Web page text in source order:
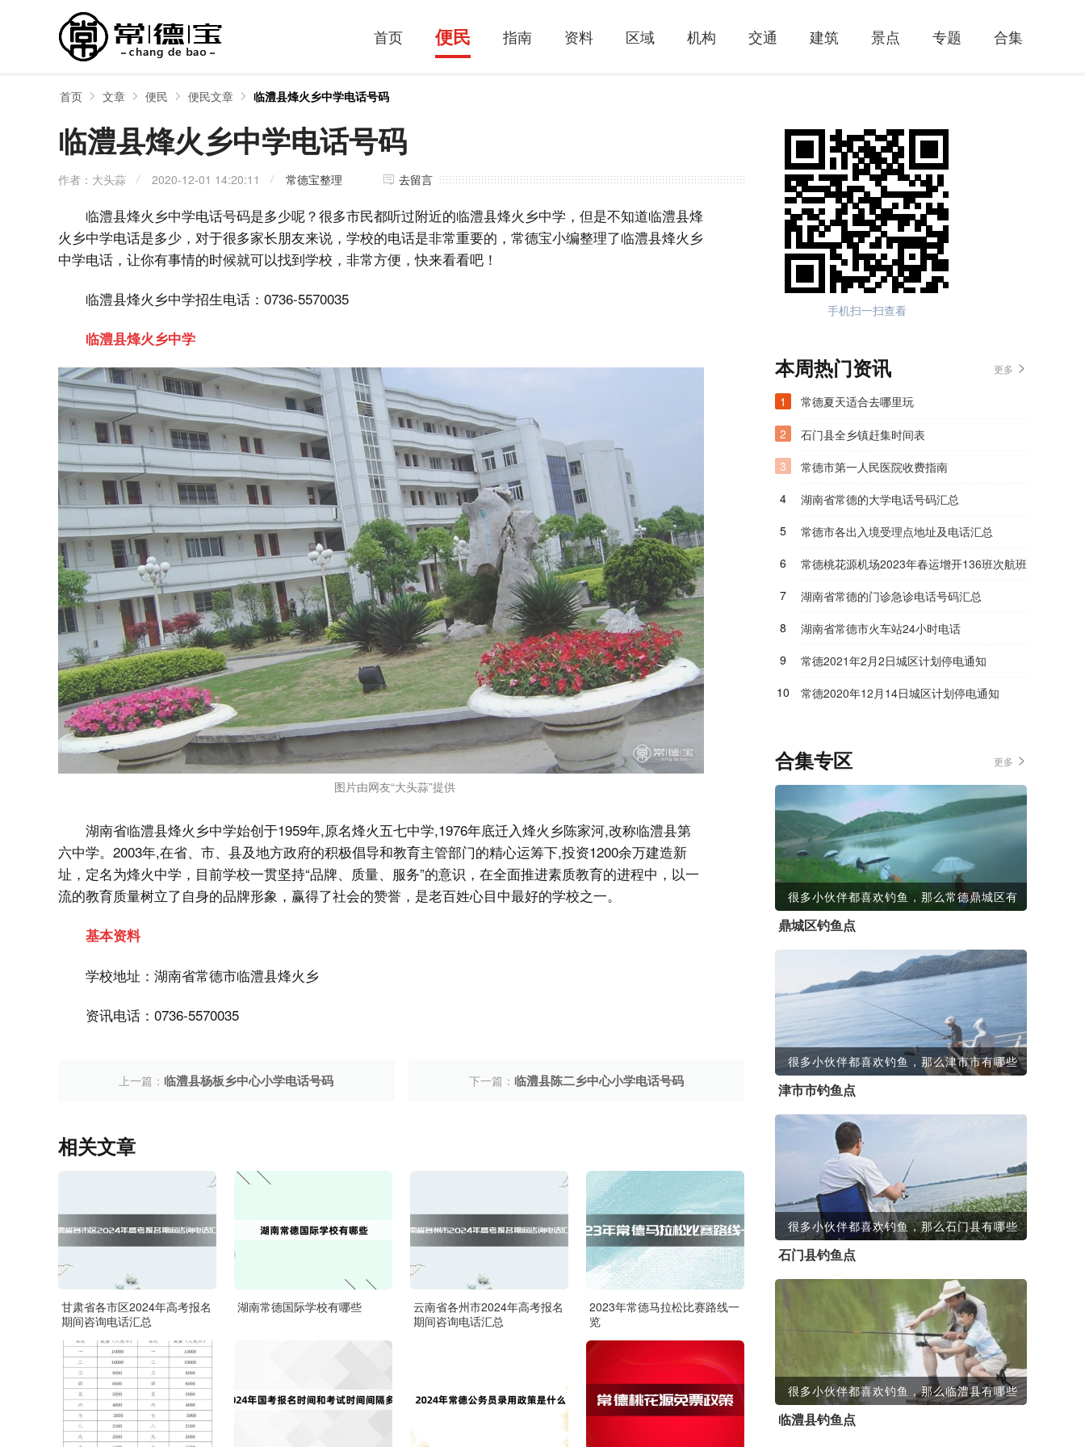
首页 便民 指南 资料 区域 机构 交通 建筑 景点 专题 合集
首页 文章 便民 便民文章 临澧县烽火乡中学电话号码
临澧县烽火乡中学电话号码
作者：大头蒜 2020-12-01 14:20:11 常德宝整理 去留言
临澧县烽火乡中学电话号码是多少呢？很多市民都听过附近的临澧县烽火乡中学，但是不知道临澧县烽
火乡中学电话是多少，对于很多家长朋友来说，学校的电话是非常重要的，常德宝小编整理了临澧县烽火乡
中学电话，让你有事情的时候就可以找到学校，非常方便，快来看看吧！
临澧县烽火乡中学招生电话：0736-5570035
临澧县烽火乡中学
图片由网友“大头蒜”提供
湖南省临澧县烽火乡中学始创于1959年,原名烽火五七中学,1976年底迁入烽火乡陈家河,改称临澧县第
六中学。2003年,在省、市、县及地方政府的积极倡导和教育主管部门的精心运筹下,投资1200余万建造新
址，定名为烽火中学，目前学校一贯坚持“品牌、质量、服务”的意识，在全面推进素质教育的进程中，以一
流的教育质量树立了自身的品牌形象，赢得了社会的赞誉，是老百姓心目中最好的学校之一。
基本资料
学校地址：湖南省常德市临澧县烽火乡
资讯电话：0736-5570035
上一篇： 临澧县杨板乡中心小学电话号码 下一篇： 临澧县陈二乡中心小学电话号码
相关文章
甘肃省各市区2024年高考报名
期间咨询电话汇总
湖南常德国际学校有哪些
云南省各州市2024年高考报名
期间咨询电话汇总
2023年常德马拉松比赛路线一
览
手机扫一扫查看
本周热门资讯 更多
1
常德夏天适合去哪里玩
2
石门县全乡镇赶集时间表
3
常德市第一人民医院收费指南
4
湖南省常德的大学电话号码汇总
5
常德市各出入境受理点地址及电话汇总
6
常德桃花源机场2023年春运增开136班次航班
7
湖南省常德的门诊急诊电话号码汇总
8
湖南省常德市火车站24小时电话
9
常德2021年2月2日城区计划停电通知
10
常德2020年12月14日城区计划停电通知
合集专区 更多
很多小伙伴都喜欢钓鱼，那么常德鼎城区有
鼎城区钓鱼点
很多小伙伴都喜欢钓鱼，那么津市市有哪些
津市市钓鱼点
很多小伙伴都喜欢钓鱼，那么石门县有哪些
石门县钓鱼点
很多小伙伴都喜欢钓鱼，那么临澧县有哪些
临澧县钓鱼点